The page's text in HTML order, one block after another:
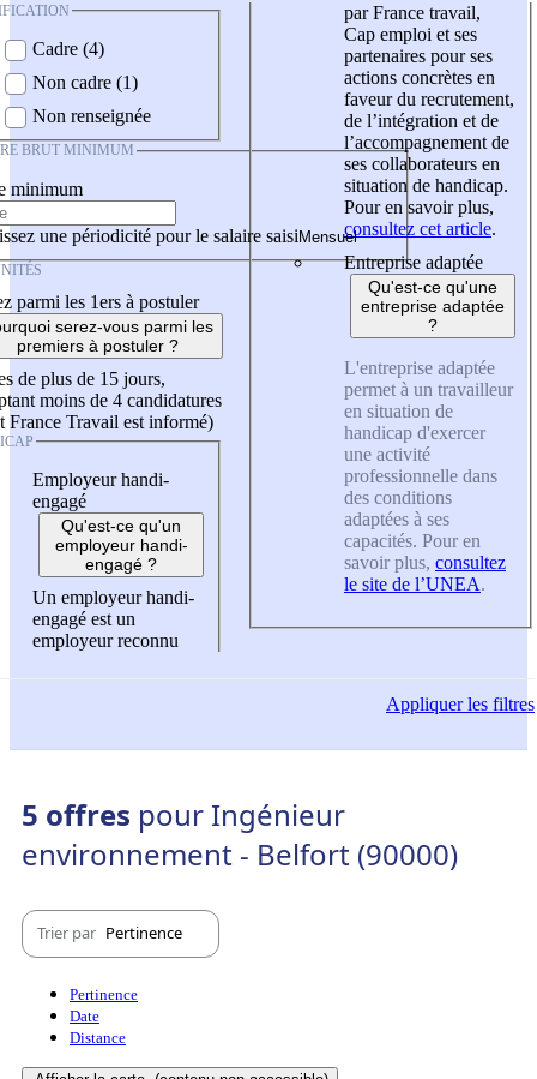
Cadre (4)
Non cadre (1)
Non renseignée
BRUT MINIMUM
minimum
une périodicité pour le salaire saisi
parmi les 1ers à postuler
serez-vous parmi les
premiers à postuler ?
de plus de 15 jours,
moins de 4 candidatures
France Travail est informé)
Employeur handi-
engagé
Qu'est-ce qu'un
employeur handi-
engagé ?
Un employeur handi-
engagé est un
employeur reconnu
par France travail,
Cap emploi et ses
partenaires pour ses
actions concrètes en
faveur du recrutement,
de l’intégration et de
l’accompagnement de
ses collaborateurs en
situation de handicap.
Pour en savoir plus,
consultez cet article.
Entreprise adaptée
Qu'est-ce qu'une
entreprise adaptée
?
L'entreprise adaptée
permet à un travailleur
en situation de
handicap d'exercer
une activité
professionnelle dans
des conditions
adaptées à ses
capacités. Pour en
savoir plus, consultez
le site de l’UNEA.
Appliquerles filtres
5 offres pour Ingénieur
environnement - Belfort (90000)
Trier par Pertinence
Pertinence
Date
Distance